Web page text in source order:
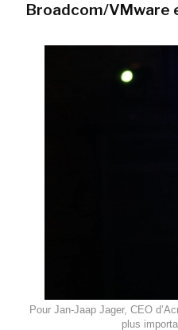
Broadcom/VMware
Pour Jan-Jaap Jager, CEO
plus